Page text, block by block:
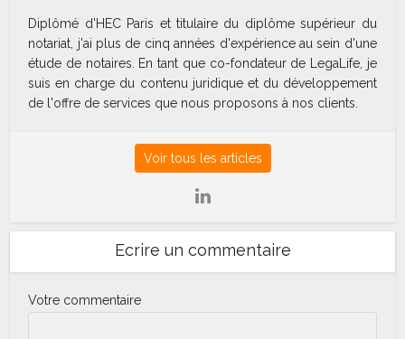
Diplômé d'HEC Paris et titulaire du diplôme supérieur du
notariat, j'ai plus de cinq années d'expérience au sein d'une
étude de notaires. En tant que co-fondateur de LegaLife, je
suis en charge du contenu juridique et du développement
de l'offre de services que nous proposons à nos clients.
Voir tous les articles
Ecrire un commentaire
Votre commentaire